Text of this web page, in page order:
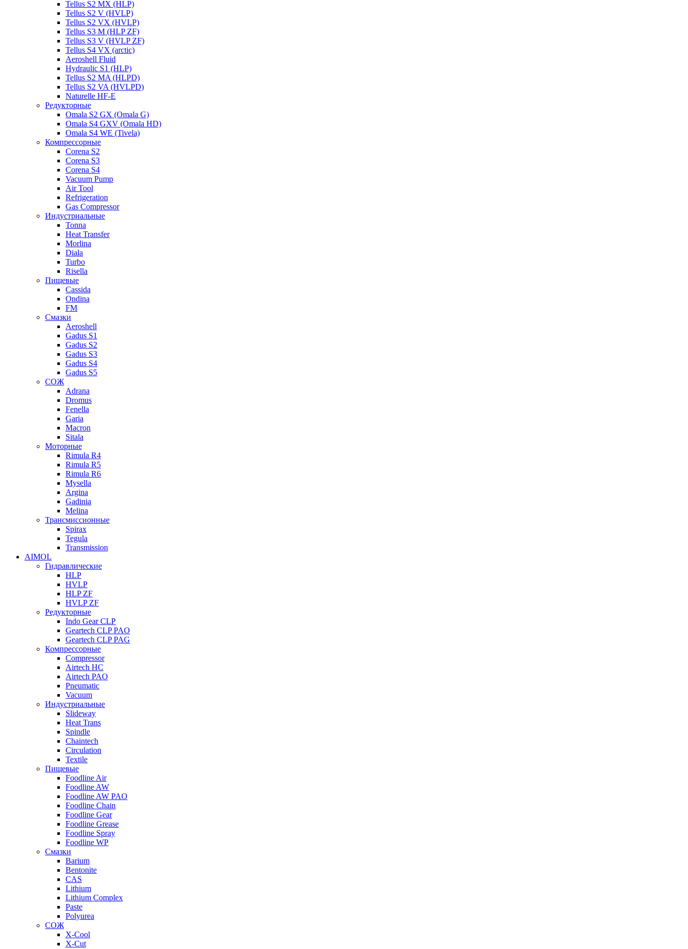
Tellus S2 MХ (HLP)
Tellus S2 V (HVLP)
Tellus S2 VX (HVLP)
Tellus S3 M (HLP ZF)
Tellus S3 V (HVLP ZF)
Tellus S4 VX (arctic)
Aeroshell Fluid
Hydraulic S1 (HLP)
Tellus S2 MA (HLPD)
Tellus S2 VA (HVLPD)
Naturelle HF-E
Редукторные
Omala S2 GX (Omala G)
Omala S4 GXV (Omala HD)
Omala S4 WE (Tivela)
Компрессорные
Corena S2
Corena S3
Corena S4
Vacuum Pump
Air Tool
Refrigeration
Gas Compressor
Индустриальные
Tonna
Heat Transfer
Morlina
Diala
Turbo
Risella
Пищевые
Cassida
Ondina
FM
Смазки
Aeroshell
Gadus S1
Gadus S2
Gadus S3
Gadus S4
Gadus S5
СОЖ
Adrana
Dromus
Fenella
Garia
Macron
Sitala
Моторные
Rimula R4
Rimula R5
Rimula R6
Mysella
Argina
Gadinia
Melina
Трансмиссионные
Spirax
Tegula
Transmission
AIMOL
Гидравлические
HLP
HVLP
HLP ZF
HVLP ZF
Редукторные
Indo Gear CLP
Geartech CLP PAO
Geartech CLP PAG
Компрессорные
Compressor
Airtech HC
Airtech PAO
Pneumatic
Vacuum
Индустриальные
Slideway
Heat Trans
Spindle
Chaintech
Circulation
Textile
Пищевые
Foodline Air
Foodline AW
Foodline AW PAO
Foodline Chain
Foodline Gear
Foodline Grease
Foodline Spray
Foodline WP
Смазки
Barium
Bentonite
CAS
Lithium
Lithium Complex
Paste
Polyurea
СОЖ
X-Cool
X-Cut